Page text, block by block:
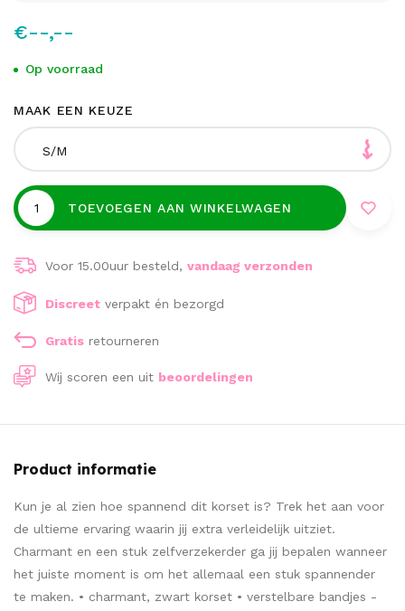
€--,--
Op voorraad
MAAK EEN KEUZE
S/M
TOEVOEGEN AAN WINKELWAGEN
Voor 15.00uur besteld, vandaag verzonden
Discreet verpakt én bezorgd
Gratis retourneren
Wij scoren een uit beoordelingen
Product informatie
Kun je al zien hoe spannend dit korset is? Trek het aan voor
de ultieme ervaring waarin jij extra verleidelijk uitziet.
Charmant en een stuk zelfverzekerder ga jij bepalen wanneer
het juiste moment is om het allemaal een stuk spannender
te maken. • charmant, zwart korset • verstelbare bandjes -